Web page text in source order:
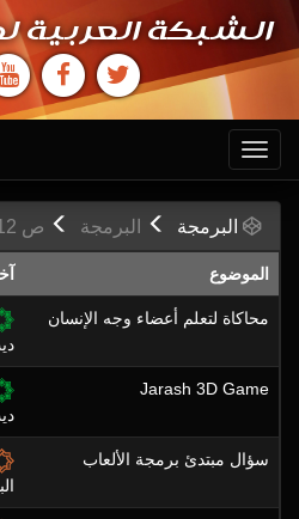
الشبكة العربية
Toggle
navigation
البرمجة البرمجة ص
الموضوع
محاكاة لتعلم أعضاء وجه الإنسان
Jarash 3D Game
سؤال مبتدئ برمجة الألعاب